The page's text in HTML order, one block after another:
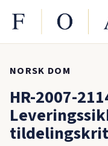
NORSK DOM
HR-2007-